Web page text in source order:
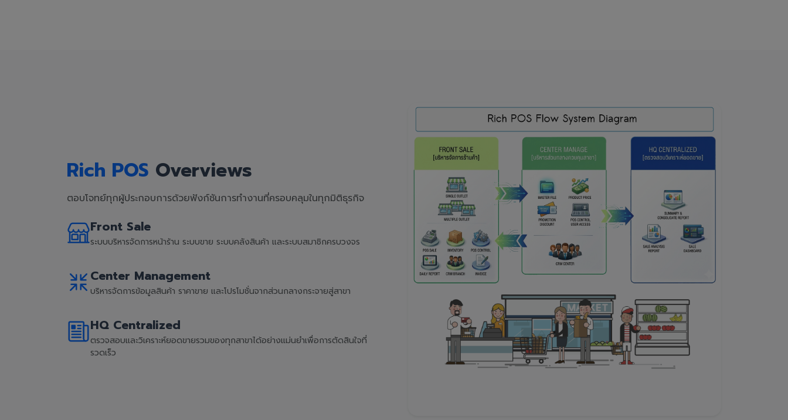
Rich POS Overviews
ตอบโจทย์ทุกผู้ประกอบการด้วยฟังก์ชันการทำงานที่ครอบคลุมในทุกมิติธุรกิจ
Front Sale
ระบบบริหารจัดการหน้าร้าน ระบบขาย ระบบคลังสินค้า และระบบสมาชิกครบวงจร
Center Management
บริหารจัดการข้อมูลสินค้า ราคาขาย และโปรโมชั่นจากส่วนกลางกระจายสู่สาขา
HQ Centralized
ตรวจสอบและวิเคราะห์ยอดขายรวมของทุกสาขาได้อย่างแม่นยำเพื่อการตัดสินใจที่
รวดเร็ว